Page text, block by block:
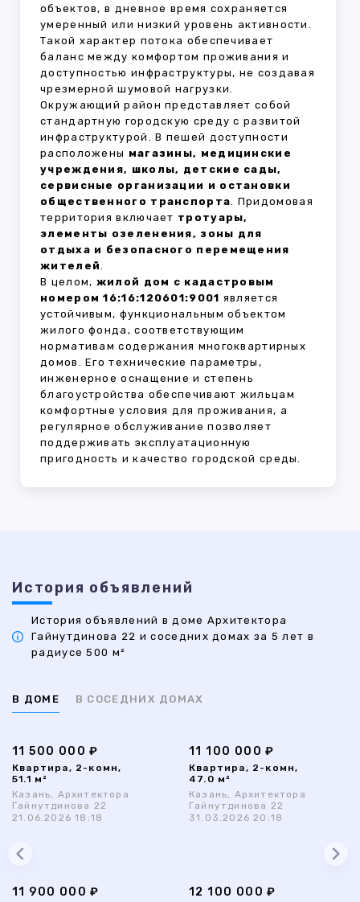
объектов, в дневное время сохраняется
умеренный или низкий уровень активности.
Такой характер потока обеспечивает
баланс между комфортом проживания и
доступностью инфраструктуры, не создавая
чрезмерной шумовой нагрузки.
Окружающий район представляет собой
стандартную городскую среду с развитой
инфраструктурой. В пешей доступности
расположены магазины, медицинские
учреждения, школы, детские сады,
сервисные организации и остановки
общественного транспорта. Придомовая
территория включает тротуары,
элементы озеленения, зоны для
отдыха и безопасного перемещения
жителей.
В целом, жилой дом с кадастровым
номером 16:16:120601:9001 является
устойчивым, функциональным объектом
жилого фонда, соответствующим
нормативам содержания многоквартирных
домов. Его технические параметры,
инженерное оснащение и степень
благоустройства обеспечивают жильцам
комфортные условия для проживания, а
регулярное обслуживание позволяет
поддерживать эксплуатационную
пригодность и качество городской среды.
История объявлений
История объявлений в доме Архитектора
Гайнутдинова 22 и соседних домах за 5 лет в
радиусе 500 м²
В ДОМЕ В СОСЕДНИХ ДОМАХ
11 500 000 ₽
Квартира, 2-комн,
51.1 м²
Казань, Архитектора
Гайнутдинова 22
21.06.2026 18:18
11 100 000 ₽
Квартира, 2-комн,
47.0 м²
Казань, Архитектора
Гайнутдинова 22
31.03.2026 20:18
11 900 000 ₽ 12 100 000 ₽